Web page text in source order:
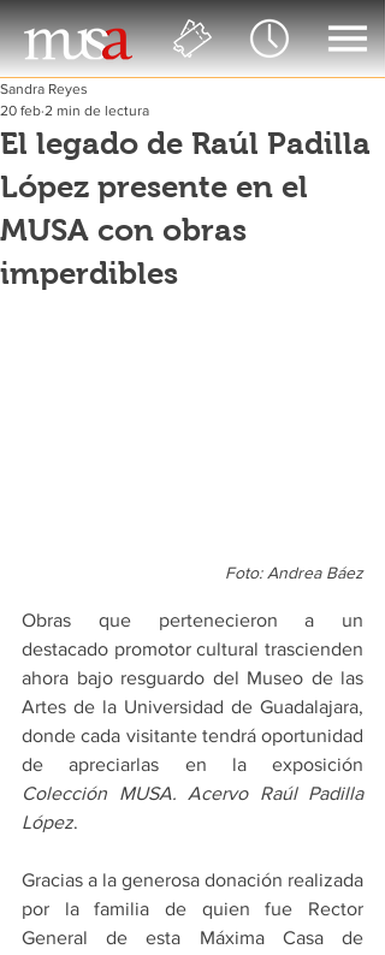
El legado de Raúl Padilla
López presente en el
MUSA con obras
imperdibles
Sandra Reyes
20 feb 2 min de lectura
Foto: Andrea Báez
Obras que pertenecieron a un
destacado promotor cultural trascienden
ahora bajo resguardo del Museo de las
Artes de la Universidad de Guadalajara,
donde cada visitante tendrá oportunidad
Colección MUSA. Acervo Raúl Padilla
López.
Gracias a la generosa donación realizada
por la familia de quien fue Rector
General de esta Máxima Casa de